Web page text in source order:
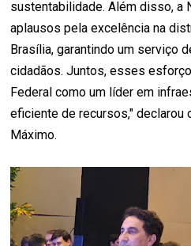
sustentabilidade. Além disso, a
aplausos pela excelência na
Brasília, garantindo um serviço
cidadãos. Juntos, esses
Federal como um líder em
eficiente de recursos," declarou
Máximo.